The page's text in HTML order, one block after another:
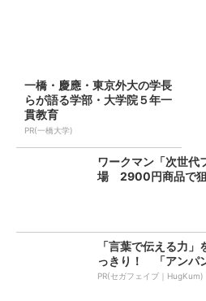
一橋・慶應・東京外大の学長
らが語る学部・大学院５年一
貫教育
PR(一橋大学)
ワークマン「次世代
場 2900円商品で狙
「言葉で伝える力
っきり！ 「アンパ
PR(セガフェイブ｜HugKum)